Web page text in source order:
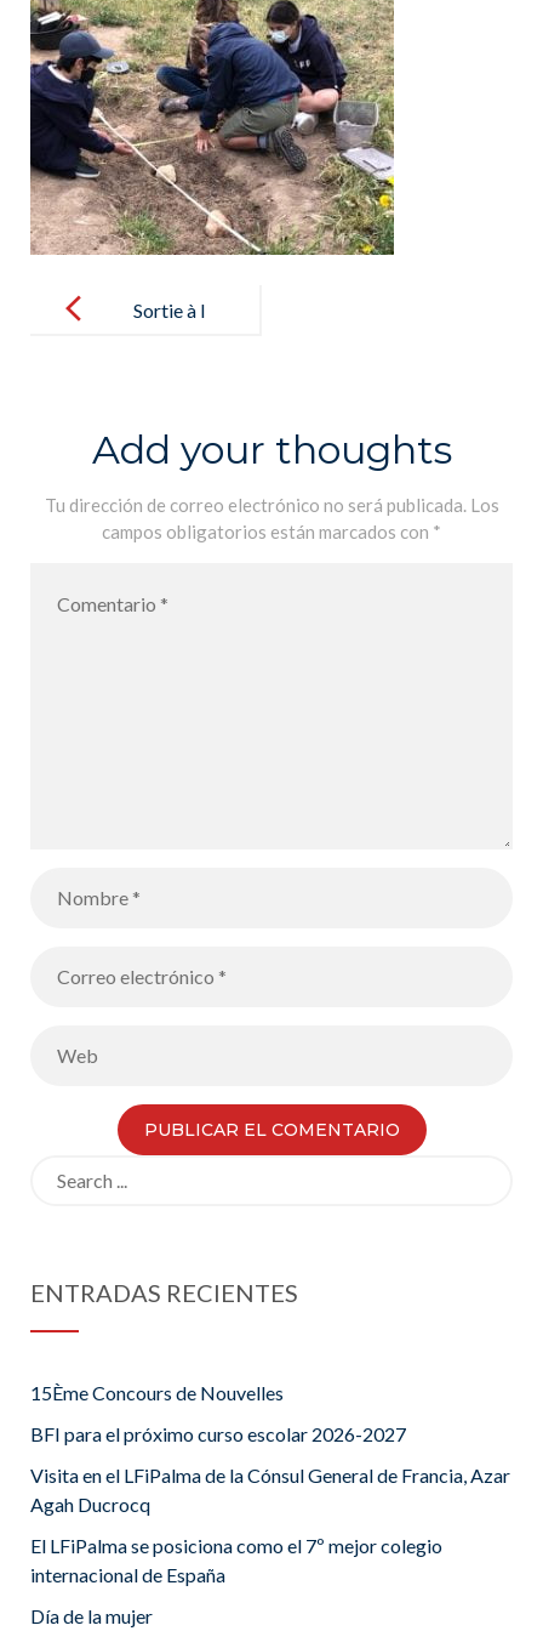
navigation
Sortie à l
Salida al
Arqueódromo
para los
Add your thoughts
Tu dirección de correo electrónico no será publicada. Los
campos obligatorios están marcados con *
ENTRADAS RECIENTES
15Ème Concours de Nouvelles
BFI para el próximo curso escolar 2026-2027
Visita en el LFiPalma de la Cónsul General de Francia, Azar
Agah Ducrocq
El LFiPalma se posiciona como el 7º mejor colegio
internacional de España
Día de la mujer